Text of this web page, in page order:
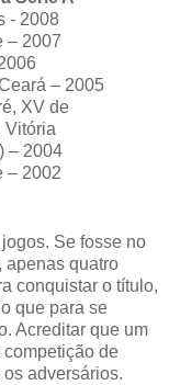
- 2008
– 2007
– 2005
XV de
Vitória
– 2004
– 2002
Se fosse no
apenas quatro
conquistar o título,
que para se
Acreditar que um
de
adversários.